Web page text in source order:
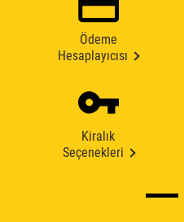
Ödeme
Hesaplayıcısı
Kiralık
Seçenekleri